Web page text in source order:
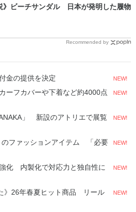
》ビーチサンダル 日本が発明した履物
Recommended by
金の提供を決定 NEW!
ーフカバーや下着など約4000点
NEW!
」 新設のアトリエで展覧
NEW!
のファッションアイテム 「必要
NEW!
化 内製化で対応力と独自性に
NEW!
》26年春夏ヒット商品 リール
NEW!